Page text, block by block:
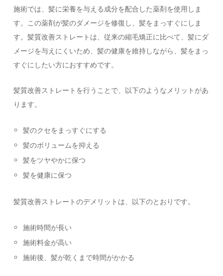
施術では、髪に栄養を与える成分を配合した薬剤を使用しま
す。この薬剤が髪のダメージを修復し、髪をまっすぐにしま
す。髪質改善ストレートは、従来の縮毛矯正に比べて、髪にダ
メージを与えにくいため、髪の健康を維持しながら、髪をまっ
すぐにしたい方におすすめです。
髪質改善ストレートを行うことで、以下のようなメリットがあ
ります。
髪のクセをまっすぐにする
髪のボリュームを抑える
髪をツヤやかに保つ
髪を健康に保つ
髪質改善ストレートのデメリットは、以下のとおりです。
施術時間が長い
施術料金が高い
施術後、髪が乾くまで時間がかかる